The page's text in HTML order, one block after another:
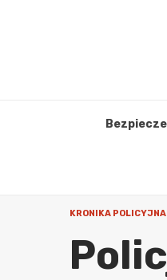
KRONIKA POLICYJNA